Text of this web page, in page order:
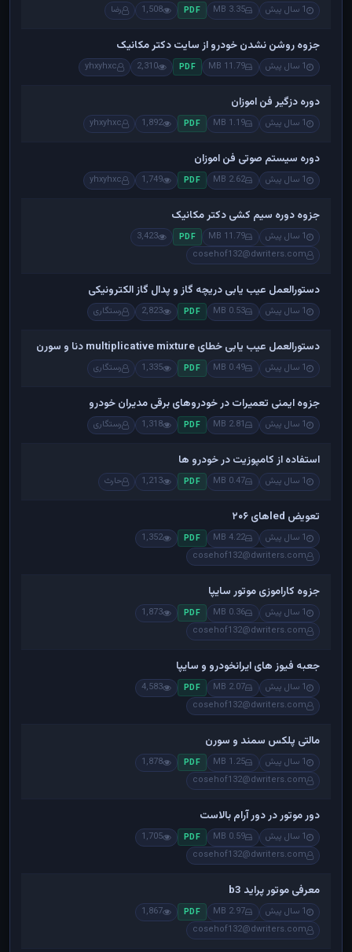
1 سال پیش 3.35 MB
PDF
1,508 رضا
جزوه روشن نشدن خودرو از سایت دکتر مکانیک
1 سال پیش 11.79 MB
PDF
2,310
yhxyhxc
دوره دزگیر فن اموزان
1 سال پیش 1.19 MB
PDF
1,892
yhxyhxc
دوره سیستم صوتی فن اموزان
1 سال پیش 2.62 MB
PDF
1,749
yhxyhxc
جزوه دوره سیم کشی دکتر مکانیک
1 سال پیش 11.79 MB
PDF
3,423
cosehof132@dwriters.com
دستورالعمل عیب یابی دریچه گاز و پدال گاز الکترونیکی
1 سال پیش 0.53 MB
PDF
2,823 رستگاری
دستورالعمل عیب یابی خطای multiplicative mixture دنا و سورن
1 سال پیش 0.49 MB
PDF
1,335 رستگاری
جزوه ایمنی تعمیرات در خودروهای برقی مدیران خودرو
1 سال پیش 2.81 MB
PDF
1,318 رستگاری
استفاده از کامپوزیت در خودرو ها
1 سال پیش 0.47 MB
PDF
1,213 حارث
تعویض ledهای ۲۰۶
1 سال پیش 4.22 MB
PDF
1,352
cosehof132@dwriters.com
جزوه کاراموزی موتور سایپا
1 سال پیش 0.36 MB
PDF
1,873
cosehof132@dwriters.com
جعبه فیوز های ایرانخودرو و سایپا
1 سال پیش 2.07 MB
PDF
4,583
cosehof132@dwriters.com
مالتی پلکس سمند و سورن
1 سال پیش 1.25 MB
PDF
1,878
cosehof132@dwriters.com
دور موتور در دور آرام بالاست
1 سال پیش 0.59 MB
PDF
1,705
cosehof132@dwriters.com
معرفی موتور پراید b3
1 سال پیش 2.97 MB
PDF
1,867
cosehof132@dwriters.com